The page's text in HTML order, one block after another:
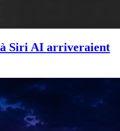
à Siri AI arriveraient